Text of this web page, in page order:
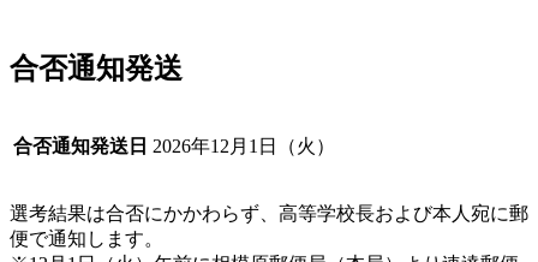
合否通知発送
合否通知発送日 2026年12月1日（火）
選考結果は合否にかかわらず、高等学校長および本人宛に郵
便で通知します。